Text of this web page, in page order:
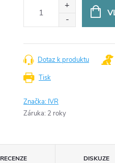
Tisk
Dotaz k produktu
Značka: IVR
Záruka: 2 roky
RECENZE DISKUZE